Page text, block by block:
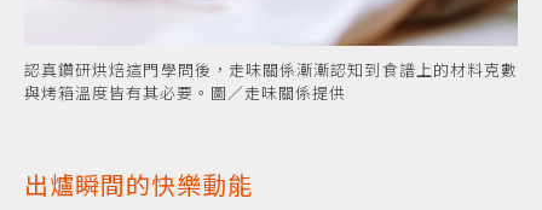
認真鑽研烘焙這門學問後，走味關係漸漸認知到食譜上的材料克數
與烤箱溫度皆有其必要。圖／走味關係提供
出爐瞬間的快樂動能